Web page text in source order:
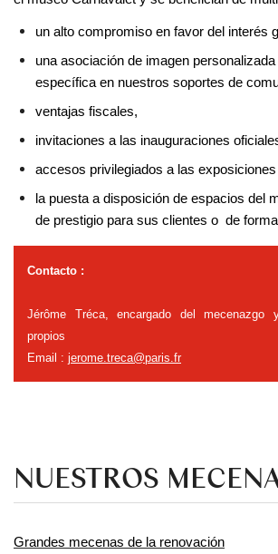
un alto compromiso en favor del interés
una asociación de imagen
específica en nuestros soportes de
ventajas fiscales,
invitaciones a las inauguraciones
accesos privilegiados a las
la puesta a disposición de espacios del
de prestigio para sus clientes o  de
Contacto :
Jérôme Tréca, encargado del mecenazgo
propios
Email : jerome.treca@paris.fr
NUESTROS
Grandes mecenas de la renovación